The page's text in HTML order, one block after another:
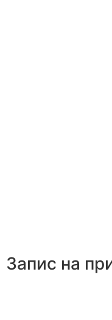
Запис на